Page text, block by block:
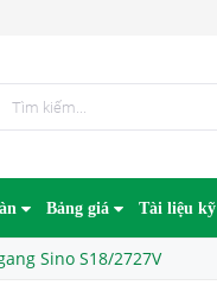
Bảng giá Tài liệu
Sino S18/2727V